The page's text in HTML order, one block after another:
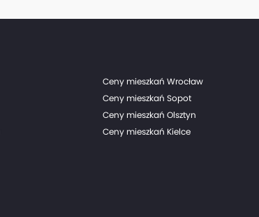
Ceny mieszkań Wrocław
Ceny mieszkań Sopot
Ceny mieszkań Olsztyn
Ceny mieszkań Kielce